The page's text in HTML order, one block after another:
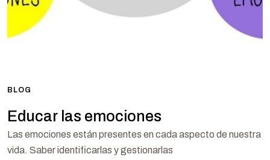
BLOG
Educar las emociones
Las emociones están presentes en cada aspecto de nuestra
vida. Saber identificarlas y gestionarlas